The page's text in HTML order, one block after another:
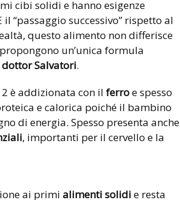
cibi solidi e hanno esigenze
“passaggio successivo” rispetto al
questo alimento non differisce
un’unica formula
dottor Salvatori.
è addizionata con il ferroe spesso
e calorica poiché il bambino
di energia. Spesso presenta anche
, importanti per il cervello e la
ai primi alimenti solidi e resta